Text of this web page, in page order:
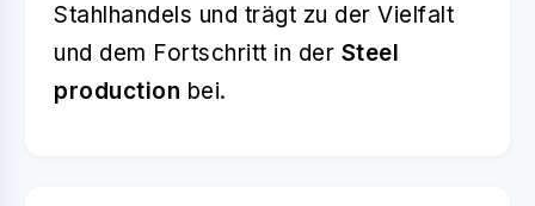
Stahlhandels und trägt zu der Vielfalt
und dem Fortschritt in der Steel
production bei.